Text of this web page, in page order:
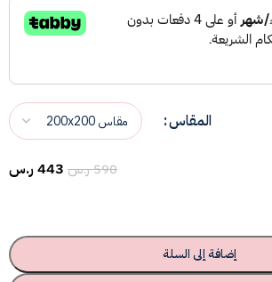
المقاس
590ر.س 443ر.س
إضافة إلى السلة